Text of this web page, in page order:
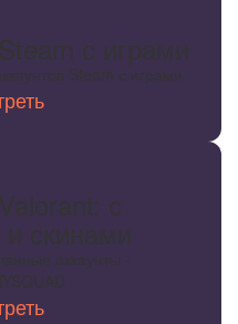
с играми
Steam с играми
с
и скинами
аккаунты -